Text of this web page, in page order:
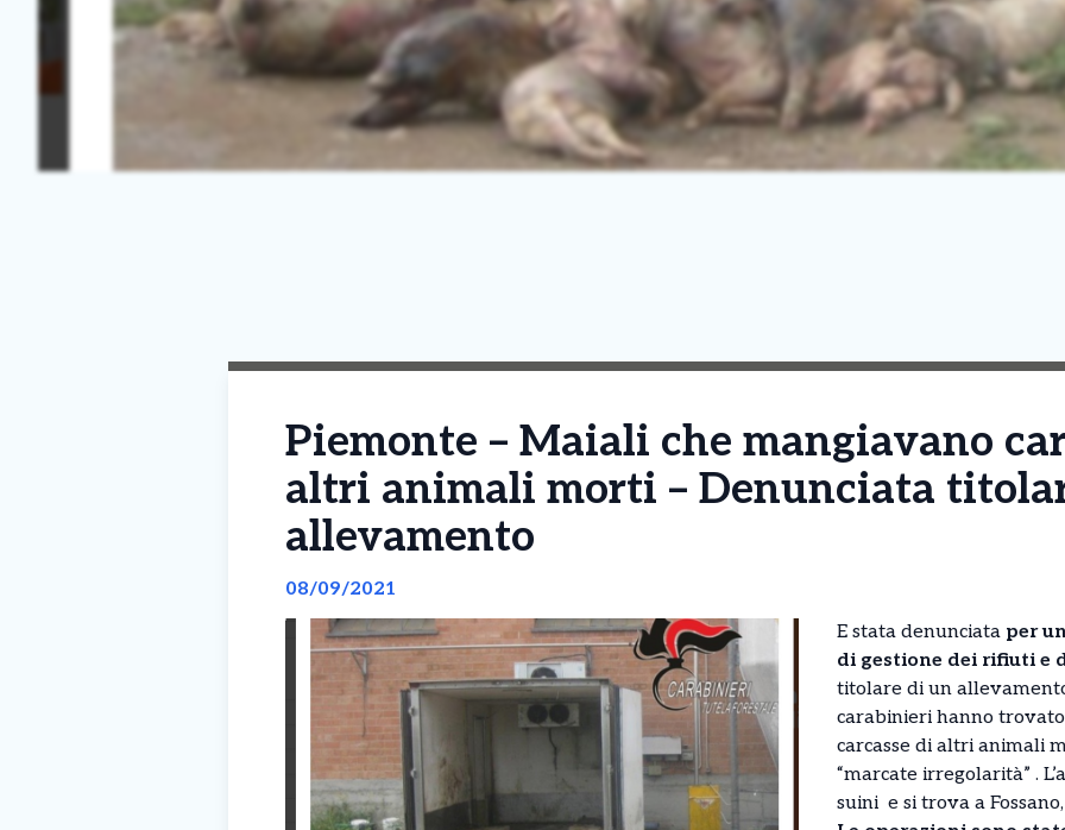
Piemonte – Maiali che mangiavano
altri animali morti – Denunciata
allevamento
08/09/2021
E stata denunciata per
di gestione dei rifiuti e
titolare di un
carabinieri hanno
carcasse di altri animali
“marcate irregolarità” .
suini e si trova a